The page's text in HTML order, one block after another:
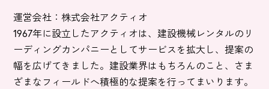
運営会社：株式会社アクティオ
1967年に設立したアクティオは、建設機械レンタルのリ
ーディングカンパニーとしてサービスを拡大し、提案の
幅を広げてきました。建設業界はもちろんのこと、さま
ざまなフィールドへ積極的な提案を行ってまいります。